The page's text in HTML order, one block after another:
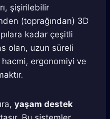
şişirilebilir
(toprağından) 3D
kadar çeşitli
olan, uzun süreli
ergonomiyi ve
yaşam destek